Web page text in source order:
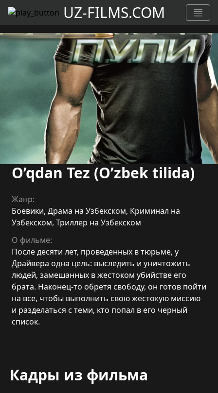
UZ-FILMS.COM
O’qdan Tez (O’zbek tilida)
Жанр:
Боевики, Драма на Узбекском, Криминал на
Узбекском, Триллер на Узбекском
О фильме:
После десяти лет, проведенных в тюрьме, у
Драйвера одна цель: выследить и уничтожить
людей, замешанных в жестоком убийстве его
брата. Наконец-то обретя свободу, он готов пойти
на все, чтобы выполнить свою жестокую миссию
и разделаться с теми, кто попал в его черный
список.
Кадры из фильма